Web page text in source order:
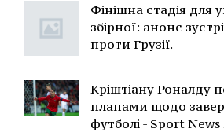
Фінішна стадія для
збірної: анонс
проти Грузії.
Кріштіану Роналду
планами щодо
футболі - Sport News